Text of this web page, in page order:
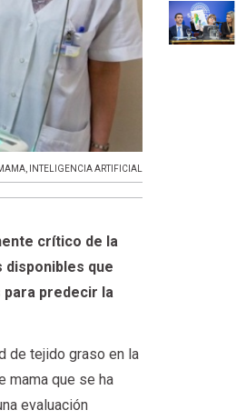
INTELIGENCIA ARTIFICIAL
crítico de la
que
predecir la
de tejido graso en la
mama que se ha
evaluación